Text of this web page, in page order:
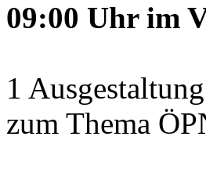
09:00 Uhr im
1
zum Thema